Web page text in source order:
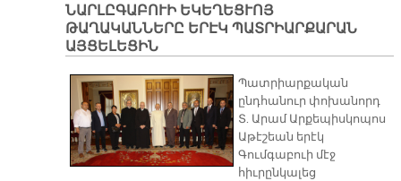
ՆԱՐԼԸԳԱԲՈՒԻ ԵԿԵՂԵՑՒՈՅ
ԹԱՂԱԿԱՆՆԵՐԸ ԵՐԷԿ ՊԱՏՐԻԱՐՔԱՐԱՆ
ԱՅՑԵԼԵՑԻՆ
Պատրիարքական
ընդհանուր փոխանորդ
Տ. Արամ Արքեպիսկոպոս
Աթէշեան երէկ
Գումգաբուի մէջ
հիւրընկալեց